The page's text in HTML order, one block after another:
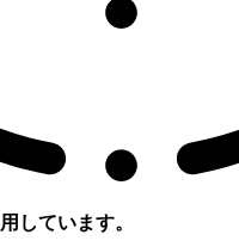
しています。